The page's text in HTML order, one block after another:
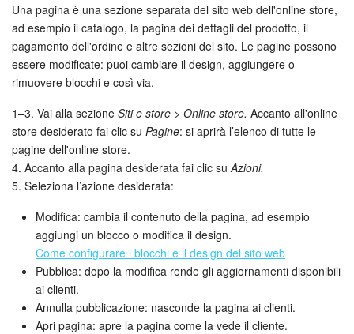
Una pagina è una sezione separata del sito web dell'online store,
ad esempio il catalogo, la pagina dei dettagli del prodotto, il
pagamento dell'ordine e altre sezioni del sito. Le pagine possono
essere modificate: puoi cambiare il design, aggiungere o
rimuovere blocchi e così via.
1–3. Vai alla sezione Siti e store > Online store. Accanto all'online
store desiderato fai clic su Pagine: si aprirà l’elenco di tutte le
pagine dell'online store.
4. Accanto alla pagina desiderata fai clic su Azioni.
5. Seleziona l’azione desiderata:
Modifica: cambia il contenuto della pagina, ad esempio
aggiungi un blocco o modifica il design.
Come configurare i blocchi e il design del sito web
Pubblica: dopo la modifica rende gli aggiornamenti disponibili
ai clienti.
Annulla pubblicazione: nasconde la pagina ai clienti.
Apri pagina: apre la pagina come la vede il cliente.